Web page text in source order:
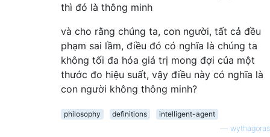
thì đó là thông minh
và cho rằng chúng ta, con người, tất cả đều
phạm sai lầm, điều đó có nghĩa là chúng ta
không tối đa hóa giá trị mong đợi của một
thước đo hiệu suất, vậy điều này có nghĩa là
con người không thông minh?
philosophy definitions
intelligent-agent
wythagoras